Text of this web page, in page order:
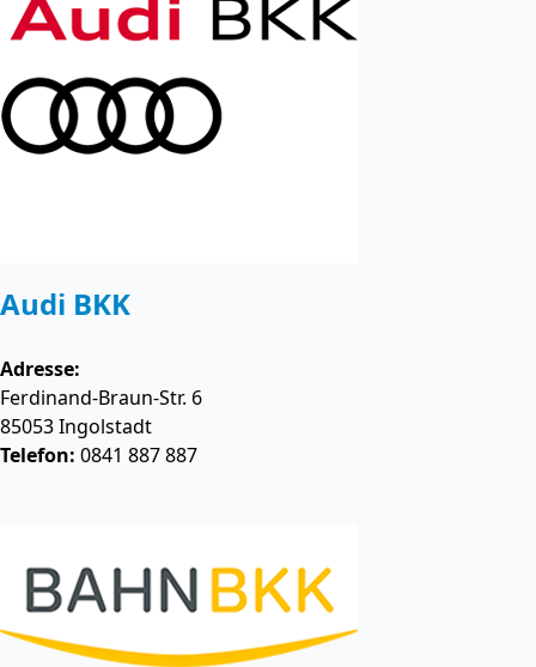
Audi BKK
Adresse:
Ferdinand-Braun-Str. 6
85053Ingolstadt
Telefon: 0841 887 887